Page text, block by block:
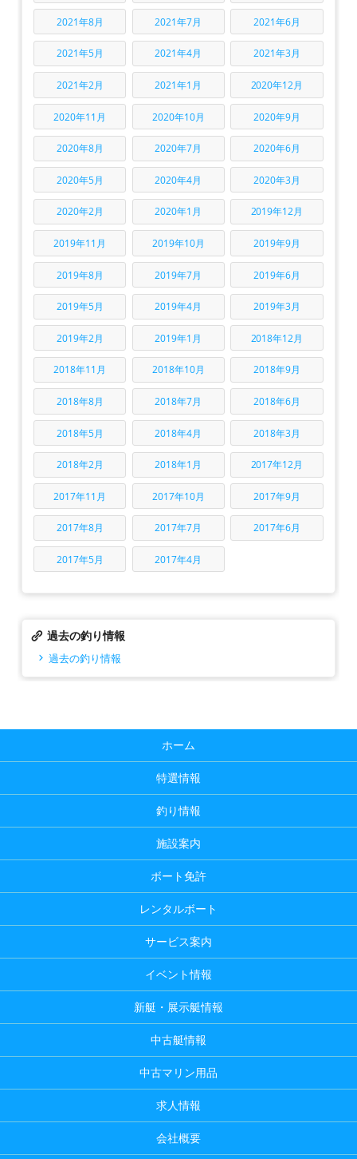
2021年8月 2021年7月 2021年6月
2021年5月 2021年4月 2021年3月
2021年2月 2021年1月 2020年12月
2020年11月 2020年10月 2020年9月
2020年8月 2020年7月 2020年6月
2020年5月 2020年4月 2020年3月
2020年2月 2020年1月 2019年12月
2019年11月 2019年10月 2019年9月
2019年8月 2019年7月 2019年6月
2019年5月 2019年4月 2019年3月
2019年2月 2019年1月 2018年12月
2018年11月 2018年10月 2018年9月
2018年8月 2018年7月 2018年6月
2018年5月 2018年4月 2018年3月
2018年2月 2018年1月 2017年12月
2017年11月 2017年10月 2017年9月
2017年8月 2017年7月 2017年6月
2017年5月 2017年4月
過去の釣り情報
過去の釣り情報
ホーム
特選情報
釣り情報
施設案内
ボート免許
レンタルボート
サービス案内
イベント情報
新艇・展示艇情報
中古艇情報
中古マリン用品
求人情報
会社概要